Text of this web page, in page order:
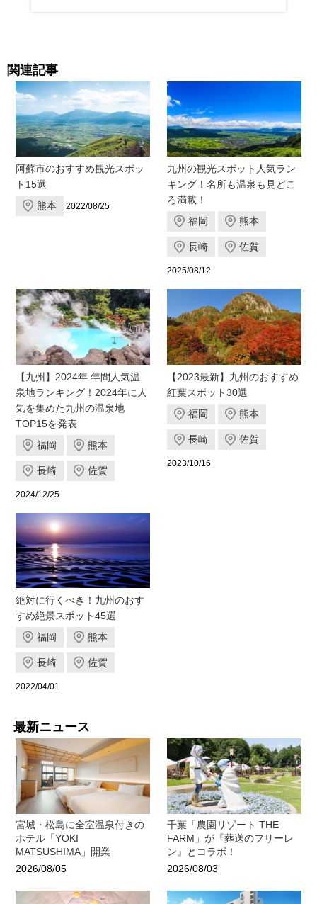
関連記事
阿蘇市のおすすめ観光スポッ
ト15選
熊本
2022/08/25
九州の観光スポット人気ラン
キング！名所も温泉も見どこ
ろ満載！
福岡
熊本
長崎 佐賀
2025/08/12
【九州】2024年 年間人気温
泉地ランキング！2024年に人
気を集めた九州の温泉地
TOP15を発表
福岡
熊本
長崎 佐賀
2024/12/25
【2023最新】九州のおすすめ
紅葉スポット30選
福岡
熊本
長崎 佐賀
2023/10/16
絶対に行くべき！九州のおす
すめ絶景スポット45選
福岡
熊本
長崎 佐賀
2022/04/01
最新ニュース
宮城・松島に全室温泉付きの
ホテル「YOKI
MATSUSHIMA」開業
2026/08/05
千葉「農園リゾート THE
FARM」が『葬送のフリーレ
ン』とコラボ！
2026/08/03